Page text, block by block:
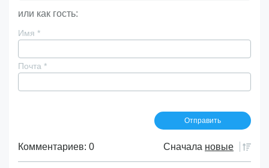
или как гость:
Имя *
Почта *
Комментариев: 0 Сначала новые